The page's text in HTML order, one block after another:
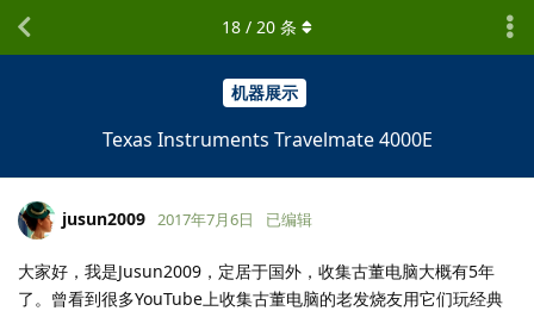
机器展示
Texas Instruments Travelmate 4000E
18 / 20 条
jusun2009 2017年7月6日 已编辑
大家好，我是Jusun2009，定居于国外，收集古董电脑大概有5年
了。曾看到很多YouTube上收集古董电脑的老发烧友用它们玩经典